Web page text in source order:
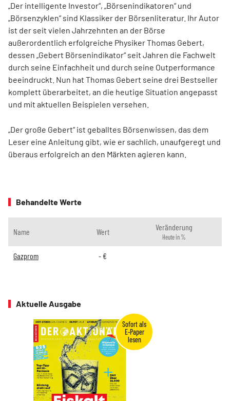
„Der intelligente Investor“, „Börsenindikatoren“ und
„Börsenzyklen“ sind Klassiker der Börsenliteratur. Ihr Autor
ist der seit vielen Jahrzehnten an der Börse
außerordentlich erfolgreiche Physiker Thomas Gebert,
dessen „Gebert Börsenindikator“ seit Jahren die Fachwelt
durch seine Einfachheit und durch seine Outperformance
beeindruckt. Nun hat Thomas Gebert seine drei Bestseller
komplett überarbeitet, an die heutige Situation angepasst
und mit aktuellen Beispielen versehen.
„Der große Gebert“ ist geballtes Börsenwissen, das dem
Leser eine Anleitung gibt, wie er sachlich, unaufgeregt und
überaus erfolgreich an den Märkten agieren kann.
Behandelte Werte
Name Wert Veränderung
Heute in %
Gazprom - €
Aktuelle Ausgabe